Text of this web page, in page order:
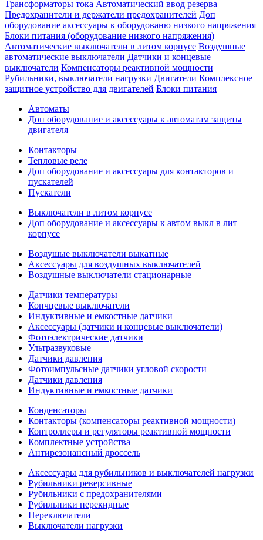
Трансформаторы тока Автоматический ввод резерва
Предохранители и держатели предохранителей Доп
оборудование аксессуары к оборудованю низкого напряжения
Блоки питания (оборудование низкого напряжения)
Автоматические выключатели в литом корпусе Воздушные
автоматические выключатели Датчики и концевые
выключатели Компенсаторы реактивной мощности
Рубильники, выключатели нагрузки Двигатели Комплексное
защитное устройство для двигателей Блоки питания
Автоматы
Доп оборудование и аксессуары к автоматам защиты
двигателя
Контакторы
Тепловые реле
Доп оборудование и аксессуары для контакторов и
пускателей
Пускатели
Выключатели в литом корпусе
Доп оборудование и аксессуары к автом выкл в лит
корпусе
Воздушые выключатели выкатные
Аксессуары для воздушных выключателей
Воздушные выключатели стационарные
Датчики температуры
Кончцевые выключатели
Индуктивные и емкостные датчики
Аксессуары (датчики и концевые выключатели)
Фотоэлектрические датчики
Ультразвуковые
Датчики давления
Фотоимпульсные датчики угловой скорости
Датчики давления
Индуктивные и емкостные датчики
Конденсаторы
Контакторы (компенсаторы реактивной мощности)
Контроллеры и регуляторы реактивной мощности
Комплектные устройства
Антирезонансный дроссель
Аксессуары для рубильников и выключателей нагрузки
Рубильники реверсивные
Рубильники с предохранителями
Рубильники перекидные
Переключатели
Выключатели нагрузки